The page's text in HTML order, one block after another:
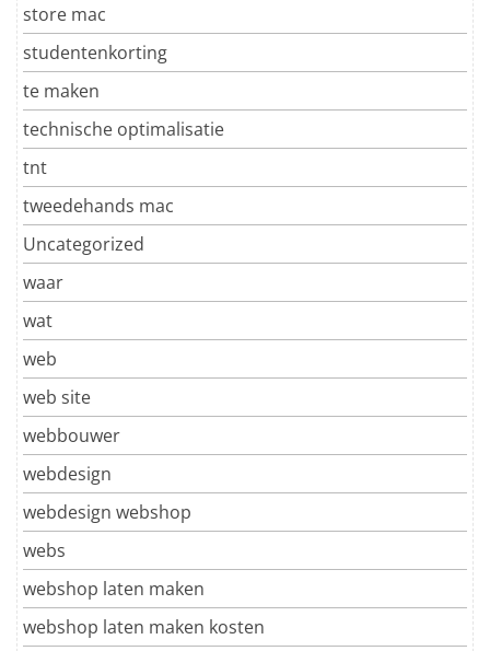
store mac
studentenkorting
te maken
technische optimalisatie
tnt
tweedehands mac
Uncategorized
waar
wat
web
web site
webbouwer
webdesign
webdesign webshop
webs
webshop laten maken
webshop laten maken kosten